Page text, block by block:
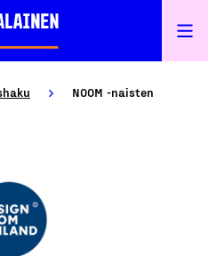
NOOM -naisten